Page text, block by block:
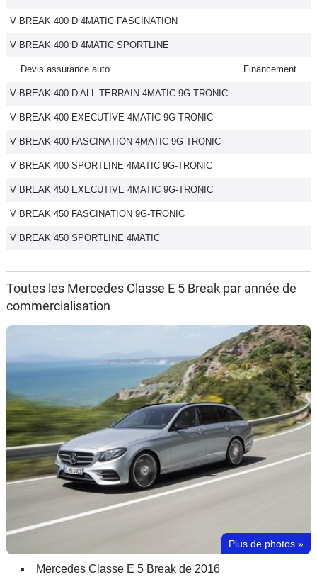
V BREAK 400 D 4MATIC FASCINATION
V BREAK 400 D 4MATIC SPORTLINE
Devis assurance auto Financement
V BREAK 400 D ALL TERRAIN 4MATIC 9G-TRONIC
V BREAK 400 EXECUTIVE 4MATIC 9G-TRONIC
V BREAK 400 FASCINATION 4MATIC 9G-TRONIC
V BREAK 400 SPORTLINE 4MATIC 9G-TRONIC
V BREAK 450 EXECUTIVE 4MATIC 9G-TRONIC
V BREAK 450 FASCINATION 9G-TRONIC
V BREAK 450 SPORTLINE 4MATIC
Toutes les Mercedes Classe E 5 Break par année de
commercialisation
Plus de photos »
Mercedes Classe E 5 Break de 2016